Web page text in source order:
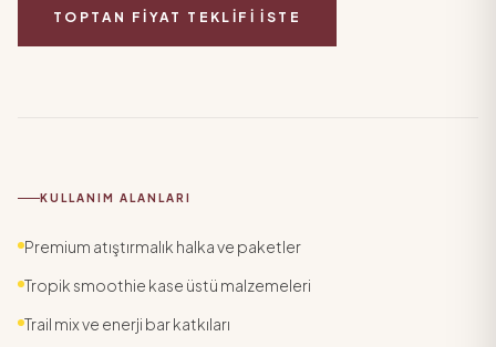
TOPTAN FIYAT TEKLIFI İSTE
KULLANIM ALANLARI
Premium atıştırmalık halka ve paketler
Tropik smoothie kase üstü malzemeleri
Trail mix ve enerji bar katkıları